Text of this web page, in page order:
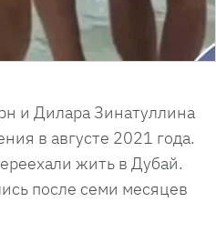
и Дилара Зинатуллина
в августе 2021 года.
жить в Дубай.
после семи месяцев